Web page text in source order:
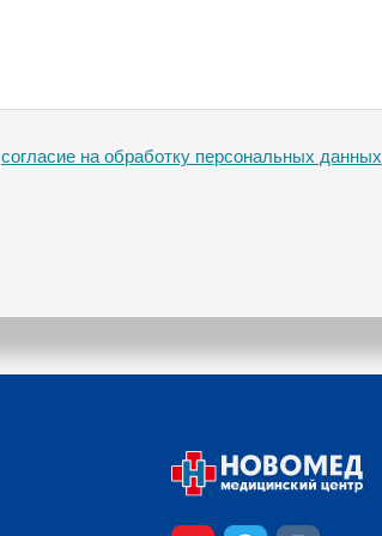
согласие на обработку персональных данных